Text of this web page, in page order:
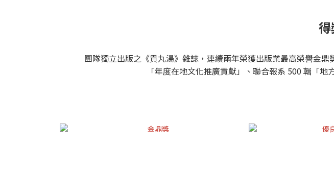
團隊獨立出版之《貢丸湯》雜誌，連續兩年榮獲出版業最高榮譽金
「年度在地文化推廣貢獻」、聯合報系 500 輯「